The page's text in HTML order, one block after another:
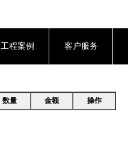
工程案例 客户服务
数量 金额 操作